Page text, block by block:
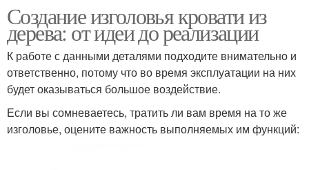
Создание изголовья кровати из
дерева: от идеи до реализации
К работе с данными деталями подходите внимательно и
ответственно, потому что во время эксплуатации на них
будет оказываться большое воздействие.
Если вы сомневаетесь, тратить ли вам время на то же
изголовье, оцените важность выполняемых им функций: